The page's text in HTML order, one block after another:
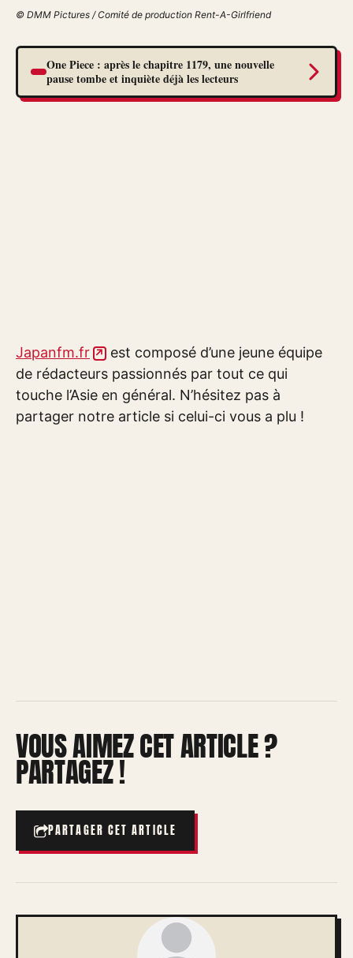
© DMM Pictures / Comité de production Rent-A-Girlfriend
One Piece : après le chapitre 1179, une nouvelle
pause tombe et inquiète déjà les lecteurs
Japanfm.fr
est composé d’une jeune équipe
de rédacteurs passionnés par tout ce qui
touche l’Asie en général. N’hésitez pas à
partager notre article si celui-ci vous a plu !
VOUS AIMEZ CET ARTICLE ?
PARTAGEZ !
PARTAGER CET ARTICLE